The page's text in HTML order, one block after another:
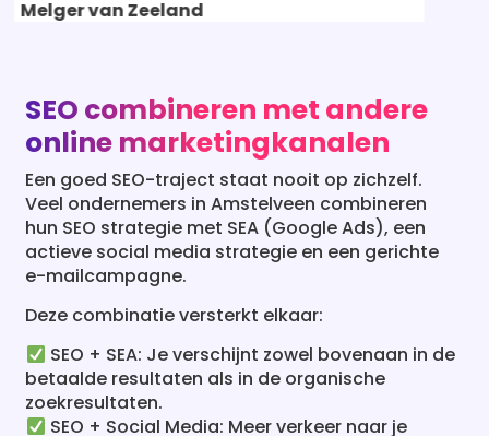
online marketingkanalen
Een goed SEO-traject staat nooit op zichzelf.
Veel ondernemers in Amstelveen combineren
hun SEO strategie met SEA (Google Ads), een
actieve social media strategie en een gerichte
e-mailcampagne.
Deze combinatie versterkt elkaar:
SEO + SEA: Je verschijnt zowel bovenaan in de
zoekresultaten.
SEO + Social Media: Meer verkeer naar je
website via Instagram, Facebook of LinkedIn
vergroot je bereik én je autoriteit.